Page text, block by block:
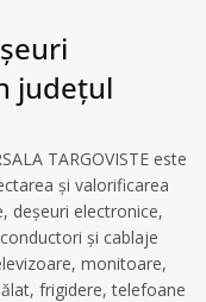
județul
TARGOVISTE este
și valorificarea
deșeuri electronice,
și cablaje
monitoare,
frigidere, telefoane